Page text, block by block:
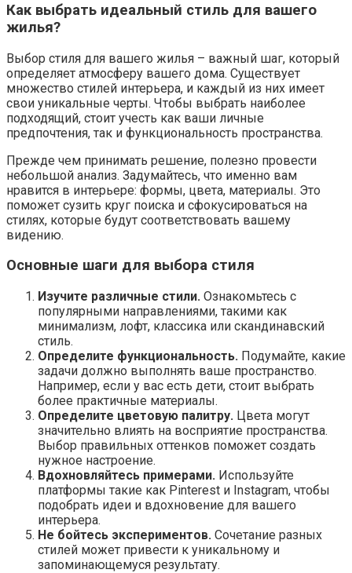
Как выбрать идеальный стиль для вашего
жилья?
Выбор стиля для вашего жилья – важный шаг, который
определяет атмосферу вашего дома. Существует
множество стилей интерьера, и каждый из них имеет
свои уникальные черты. Чтобы выбрать наиболее
подходящий, стоит учесть как ваши личные
предпочтения, так и функциональность пространства.
Прежде чем принимать решение, полезно провести
небольшой анализ. Задумайтесь, что именно вам
нравится в интерьере: формы, цвета, материалы. Это
поможет сузить круг поиска и сфокусироваться на
стилях, которые будут соответствовать вашему
видению.
Основные шаги для выбора стиля
Изучите различные стили. Ознакомьтесь с
популярными направлениями, такими как
минимализм, лофт, классика или скандинавский
стиль.
Определите функциональность. Подумайте, какие
задачи должно выполнять ваше пространство.
Например, если у вас есть дети, стоит выбрать
более практичные материалы.
Определите цветовую палитру. Цвета могут
значительно влиять на восприятие пространства.
Выбор правильных оттенков поможет создать
нужное настроение.
Вдохновляйтесь примерами. Используйте
платформы такие как Pinterest и Instagram, чтобы
подобрать идеи и вдохновение для вашего
интерьера.
Не бойтесь экспериментов. Сочетание разных
стилей может привести к уникальному и
запоминающемуся результату.